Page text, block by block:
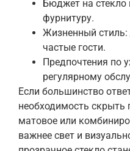
Бюджет на
фурнитуру.
Жизненный
частые гости.
Предпочтения по
регулярному
Если большинство
необходимость скрыть
матовое или
важнее свет и